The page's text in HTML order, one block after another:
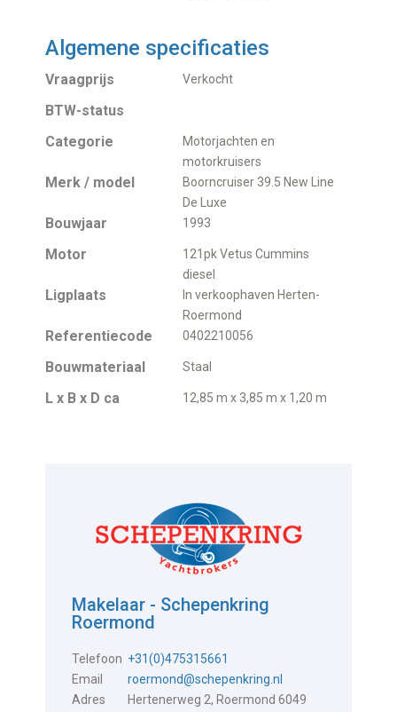
Algemene specificaties
Vraagprijs Verkocht
BTW-status
Categorie
Motorjachten en
motorkruisers
Merk / model
Boorncruiser 39.5 New Line
De Luxe
Bouwjaar 1993
Motor
121pk Vetus Cummins
diesel
Ligplaats
In verkoophaven Herten-
Roermond
Referentiecode 0402210056
Bouwmateriaal Staal
L x B x D ca 12,85 m x 3,85 m x 1,20 m
Makelaar - Schepenkring
Roermond
Telefoon +31(0)475315661
Email
roermond@schepenkring.nl
Adres
Hertenerweg 2, Roermond 6049